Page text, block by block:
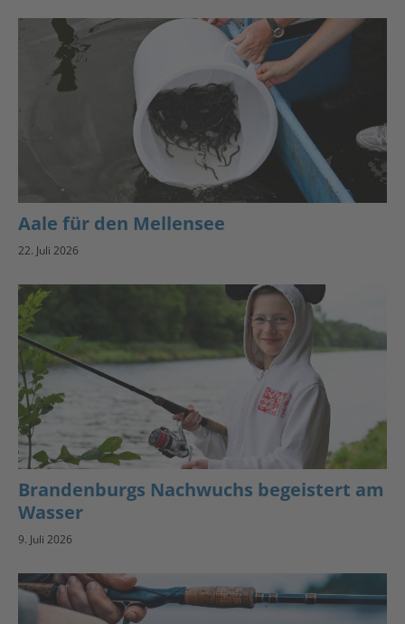
Aale für den Mellensee
22. Juli 2026
Brandenburgs Nachwuchs begeistert am
Wasser
9. Juli 2026